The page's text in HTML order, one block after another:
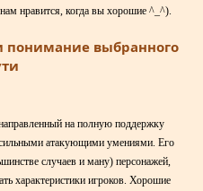
нравится, когда вы хорошие ^_^).
выбранного
на полную поддержку
атакующими умениями. Его
случаев и ману) персонажей,
характеристики игроков. Хорошие